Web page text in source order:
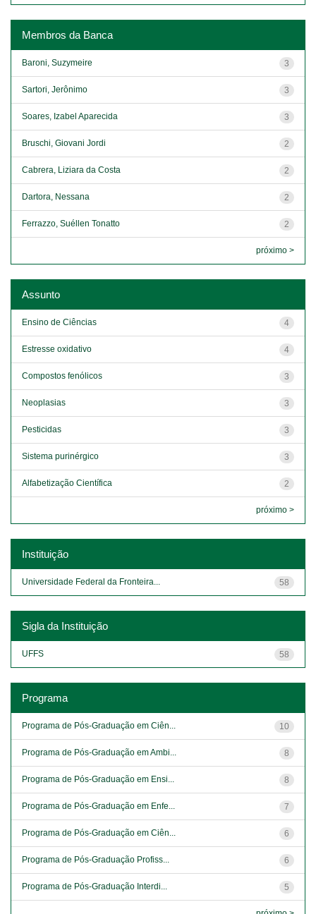
Membros da Banca
3
Baroni, Suzymeire
3
Sartori, Jerônimo
3
Soares, Izabel Aparecida
2
Bruschi, Giovani Jordi
2
Cabrera, Liziara da Costa
2
Dartora, Nessana
2
Ferrazzo, Suéllen Tonatto
próximo >
Assunto
4
Ensino de Ciências
4
Estresse oxidativo
3
Compostos fenólicos
3
Neoplasias
3
Pesticidas
3
Sistema purinérgico
2
Alfabetização Científica
próximo >
Instituição
58
Universidade Federal da Fronteira...
Sigla da Instituição
58
UFFS
Programa
10
Programa de Pós-Graduação em Ciên...
8
Programa de Pós-Graduação em Ambi...
8
Programa de Pós-Graduação em Ensi...
7
Programa de Pós-Graduação em Enfe...
6
Programa de Pós-Graduação em Ciên...
6
Programa de Pós-Graduação Profiss...
5
Programa de Pós-Graduação Interdi...